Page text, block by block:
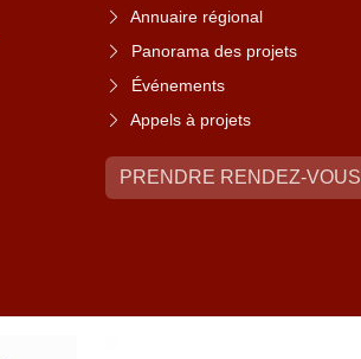
Annuaire régional
Panorama des projets
Événements
Appels à projets
PRENDRE RENDEZ-VOUS